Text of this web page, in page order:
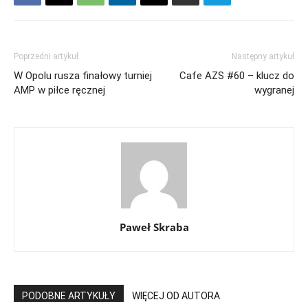
Poprzedni artykuł
W Opolu rusza finałowy turniej
AMP w piłce ręcznej
Następny artykuł
Cafe AZS #60 – klucz do
wygranej
Paweł Skraba
PODOBNE ARTYKUŁY WIĘCEJ OD AUTORA